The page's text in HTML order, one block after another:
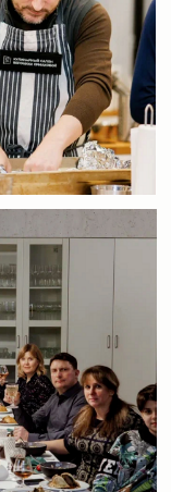
Наталия М.
21 апреля 2024
Невероятно
дружественной ,